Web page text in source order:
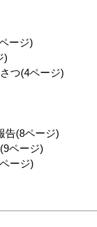
ージ)
)
つ(4ページ)
告(8ページ)
ページ)
ージ)